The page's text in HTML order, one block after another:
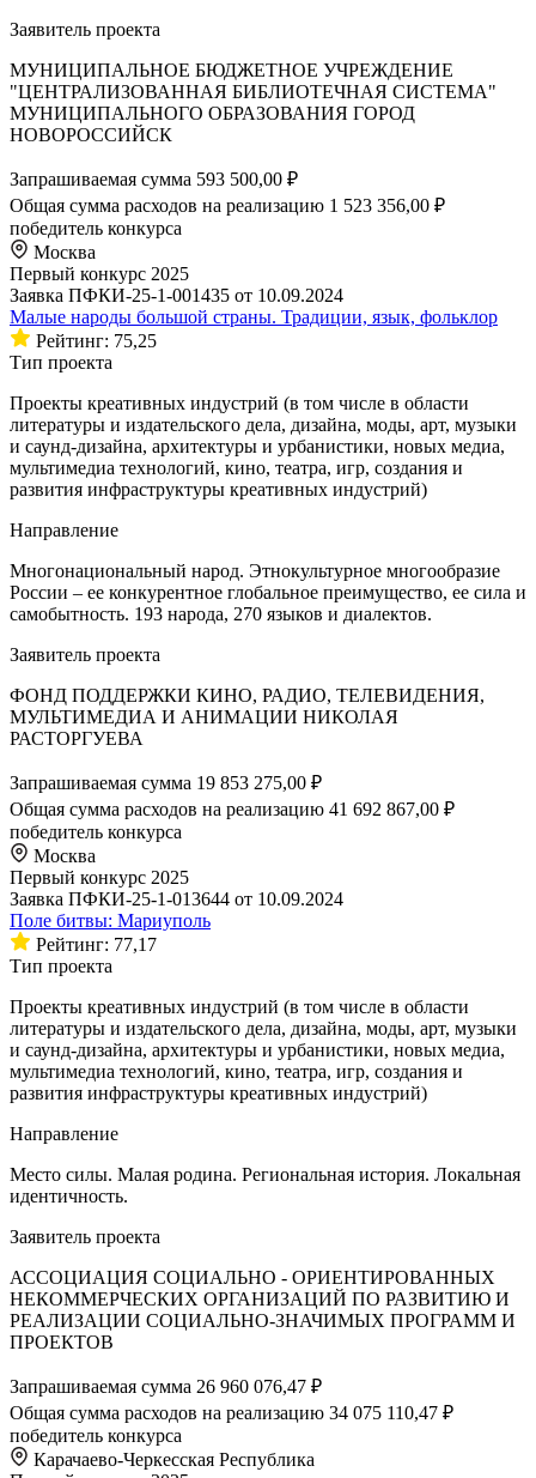
Заявитель проекта
МУНИЦИПАЛЬНОЕ БЮДЖЕТНОЕ УЧРЕЖДЕНИЕ
"ЦЕНТРАЛИЗОВАННАЯ БИБЛИОТЕЧНАЯ СИСТЕМА"
МУНИЦИПАЛЬНОГО ОБРАЗОВАНИЯ ГОРОД
НОВОРОССИЙСК
Запрашиваемая сумма 593 500,00 ₽
Общая сумма расходов на реализацию 1 523 356,00 ₽
победитель конкурса
Москва
Первый конкурс 2025
Заявка ПФКИ-25-1-001435 от 10.09.2024
Малые народы большой страны. Традиции, язык, фольклор
Рейтинг: 75,25
Тип проекта
Проекты креативных индустрий (в том числе в области
литературы и издательского дела, дизайна, моды, арт, музыки
и саунд-дизайна, архитектуры и урбанистики, новых медиа,
мультимедиа технологий, кино, театра, игр, создания и
развития инфраструктуры креативных индустрий)
Направление
Многонациональный народ. Этнокультурное многообразие
России – ее конкурентное глобальное преимущество, ее сила и
самобытность. 193 народа, 270 языков и диалектов.
Заявитель проекта
ФОНД ПОДДЕРЖКИ КИНО, РАДИО, ТЕЛЕВИДЕНИЯ,
МУЛЬТИМЕДИА И АНИМАЦИИ НИКОЛАЯ
РАСТОРГУЕВА
Запрашиваемая сумма 19 853 275,00 ₽
Общая сумма расходов на реализацию 41 692 867,00 ₽
победитель конкурса
Москва
Первый конкурс 2025
Заявка ПФКИ-25-1-013644 от 10.09.2024
Поле битвы: Мариуполь
Рейтинг: 77,17
Тип проекта
Проекты креативных индустрий (в том числе в области
литературы и издательского дела, дизайна, моды, арт, музыки
и саунд-дизайна, архитектуры и урбанистики, новых медиа,
мультимедиа технологий, кино, театра, игр, создания и
развития инфраструктуры креативных индустрий)
Направление
Место силы. Малая родина. Региональная история. Локальная
идентичность.
Заявитель проекта
АССОЦИАЦИЯ СОЦИАЛЬНО - ОРИЕНТИРОВАННЫХ
НЕКОММЕРЧЕСКИХ ОРГАНИЗАЦИЙ ПО РАЗВИТИЮ И
РЕАЛИЗАЦИИ СОЦИАЛЬНО-ЗНАЧИМЫХ ПРОГРАММ И
ПРОЕКТОВ
Запрашиваемая сумма 26 960 076,47 ₽
Общая сумма расходов на реализацию 34 075 110,47 ₽
победитель конкурса
Карачаево-Черкесская Республика